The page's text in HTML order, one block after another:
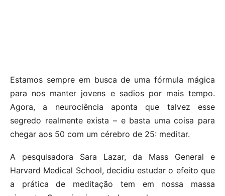
Estamos sempre em busca de uma fórmula mágica
para nos manter jovens e sadios por mais tempo.
Agora, a neurociência aponta que talvez esse
segredo realmente exista – e basta uma coisa para
chegar aos 50 com um cérebro de 25: meditar.
A pesquisadora Sara Lazar, da Mass General e
Harvard Medical School, decidiu estudar o efeito que
a prática de meditação tem em nossa massa